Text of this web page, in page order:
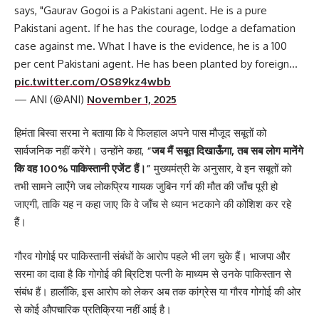
says, "Gaurav Gogoi is a Pakistani agent. He is a pure
Pakistani agent. If he has the courage, lodge a defamation
case against me. What I have is the evidence, he is a 100
per cent Pakistani agent. He has been planted by foreign…
pic.twitter.com/OS89kz4wbb
— ANI (@ANI) November 1, 2025
हिमंता बिस्वा सरमा ने बताया कि वे फिलहाल अपने पास मौजूद सबूतों को
सार्वजनिक नहीं करेंगे। उन्होंने कहा, “जब मैं सबूत दिखाऊँगा, तब सब लोग मानेंगे
कि वह 100% पाकिस्तानी एजेंट हैं।” मुख्यमंत्री के अनुसार, वे इन सबूतों को
तभी सामने लाएँगे जब लोकप्रिय गायक जुबिन गर्ग की मौत की जाँच पूरी हो
जाएगी, ताकि यह न कहा जाए कि वे जाँच से ध्यान भटकाने की कोशिश कर रहे
हैं।
गौरव गोगोई पर पाकिस्तानी संबंधों के आरोप पहले भी लग चुके हैं। भाजपा और
सरमा का दावा है कि गोगोई की ब्रिटिश पत्नी के माध्यम से उनके पाकिस्तान से
संबंध हैं। हालाँकि, इस आरोप को लेकर अब तक कांग्रेस या गौरव गोगोई की ओर
से कोई औपचारिक प्रतिक्रिया नहीं आई है।